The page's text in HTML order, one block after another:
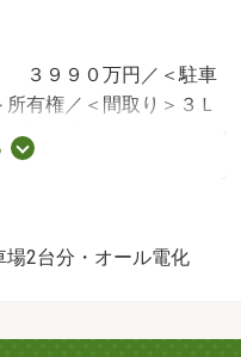
３９９０万円／＜駐車
有権／＜間取り＞３Ｌ
能】☆最大１０万円分の
♪、高気密高断熱住宅・
確建福０１３９８号
場2台分・オール電化